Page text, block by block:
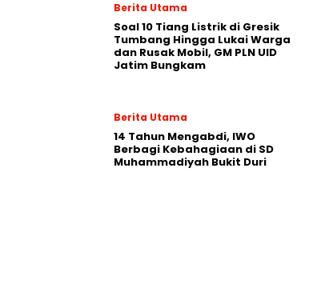
Berita Utama
Soal 10 Tiang Listrik di Gresik
Tumbang Hingga Lukai Warga
dan Rusak Mobil, GM PLN UID
Jatim Bungkam
Berita Utama
14 Tahun Mengabdi, IWO
Berbagi Kebahagiaan di SD
Muhammadiyah Bukit Duri